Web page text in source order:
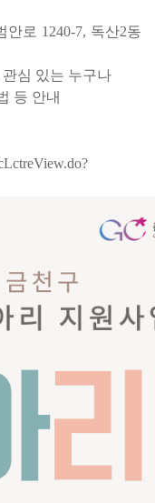
안로 1240-7, 독산2동
심 있는 누구나
등 안내